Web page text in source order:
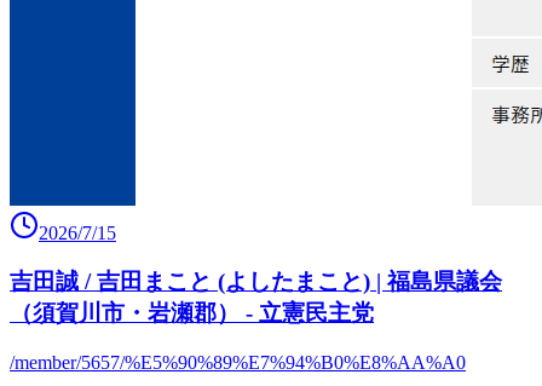
2026/7/15
吉田誠 / 吉田まこと (よしたまこと) | 福島県議会
（須賀川市・岩瀬郡） - 立憲民主党
/member/5657/%E5%90%89%E7%94%B0%E8%AA%A0